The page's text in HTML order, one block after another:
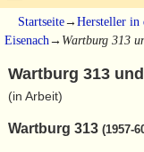
Startseite→ Hersteller in
Eisenach → Wartburg 313
Wartburg 313
(in Arbeit)
Wartburg 313 (1957-